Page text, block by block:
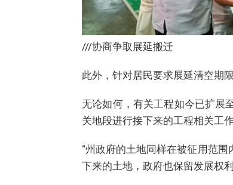
///协商争取展延搬迁
此外，针对居民要求展延清空期
无论如何，有关工程如今已扩展
关地段进行接下来的工程相关工作
“州政府的土地同样在被征用范
下来的土地，政府也保留发展权